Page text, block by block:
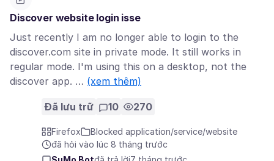
Discover website login isse
Just recently I am no longer able to login to the
discover.com site in private mode. It still works in
regular mode. I'm using this on a desktop, not the
discover app. … (xem thêm)
Đã lưu trữ 10 270
Firefox
Blocked application/service/website
đã hỏi vào lúc 8 tháng trước